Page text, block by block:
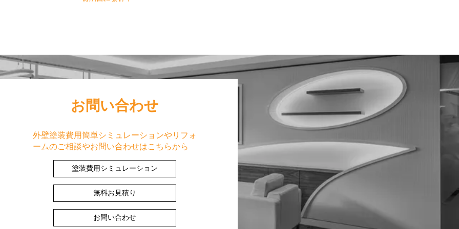
お問い合わせ
外壁塗装費用簡単シミュレーションやリフォ
ームのご相談やお問い合わせはこちらから
塗装費用シミュレーション
無料お見積り
お問い合わせ